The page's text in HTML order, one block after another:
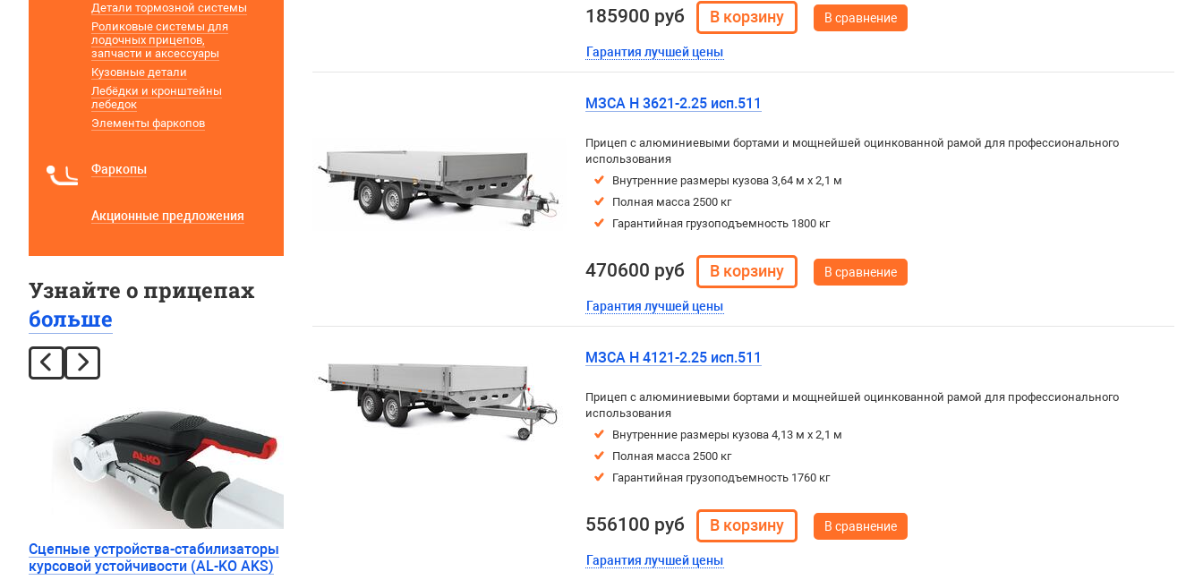
185900 руб
Гарантия лучшей цены
В сравнение
МЗСА H 3621-2.25 исп.511
Прицеп с алюминиевыми бортами и мощнейшей оцинкованной рамой для профессионального
использования
Внутренние размеры кузова 3,64 м х 2,1 м
Полная масса 2500 кг
Гарантийная грузоподъемность 1800 кг
470600 руб
Гарантия лучшей цены
В сравнение
МЗСА H 4121-2.25 исп.511
Прицеп с алюминиевыми бортами и мощнейшей оцинкованной рамой для профессионального
использования
Внутренние размеры кузова 4,13 м х 2,1 м
Полная масса 2500 кг
Гарантийная грузоподъемность 1760 кг
556100 руб
Гарантия лучшей цены
В сравнение
Детали тормозной системы
Роликовые системы для
лодочных прицепов,
запчасти и аксессуары
Кузовные детали
Лебёдки и кронштейны
лебедок
Элементы фаркопов
Фаркопы
Акционные предложения
Узнайте о прицепах
больше
Сцепные устройства-стабилизаторы
курсовой устойчивости (AL-KO AKS)